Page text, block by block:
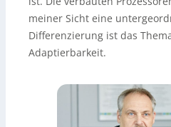
meiner Sicht eine
Differenzierung ist das
Adaptierbarkeit.